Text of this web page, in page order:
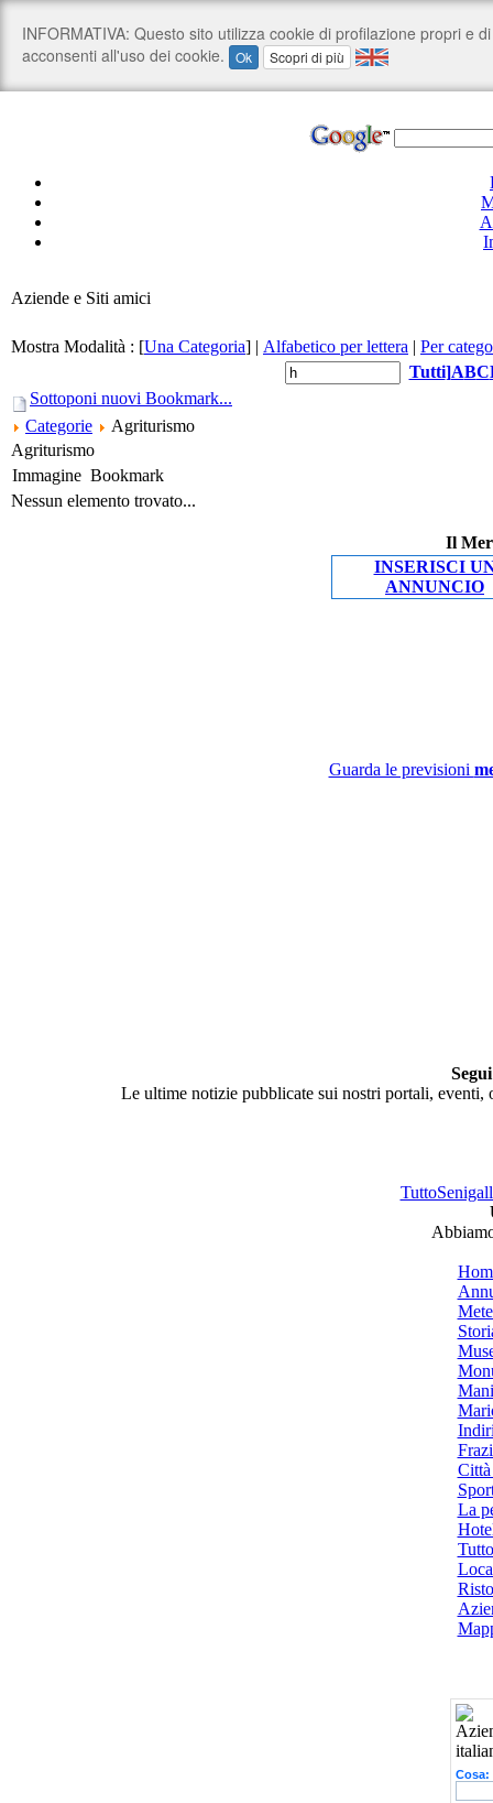
Aziende e Siti amici
Mostra Modalità : [Una Categoria] | Alfabetico per lettera | Per
Tutti]ABC
Sottoponi nuovi Bookmark...
Categorie
Agriturismo
Agriturismo
Immagine Bookmark
Nessun elemento trovato...
Il
INSERISCI
ANNUNCIO
Guarda le previsioni
Le ultime notizie pubblicate sui nostri portali,
Città
La
Cosa: